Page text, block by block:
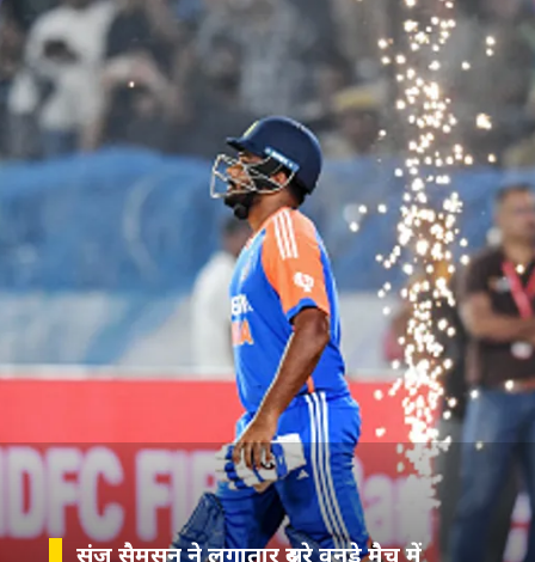
संजू सैमसन ने लगातार दूसरे वनडे मैच में